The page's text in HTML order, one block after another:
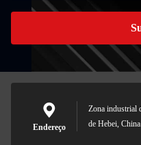
Endereço
Zona industrial
de Hebei, China